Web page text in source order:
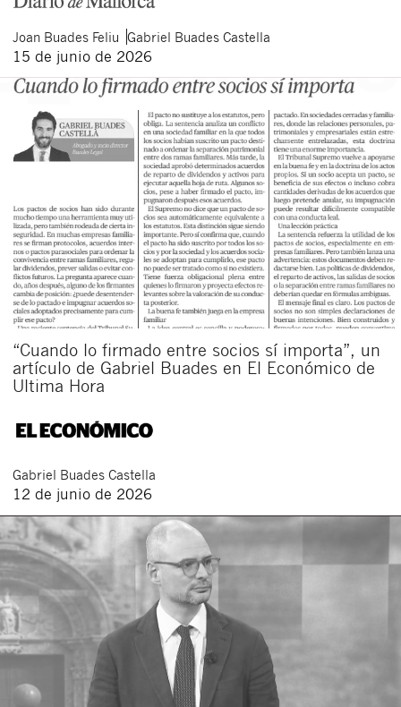
Joan Buades Feliu Gabriel Buades Castella
15 de junio de 2026
“Cuando lo firmado entre socios sí importa”, un
artículo de Gabriel Buades en El Económico de
Ultima Hora
Gabriel Buades Castella
12 de junio de 2026